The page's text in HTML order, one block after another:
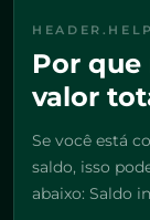
Por que
valor
Se você está
saldo, isso
abaixo: Saldo